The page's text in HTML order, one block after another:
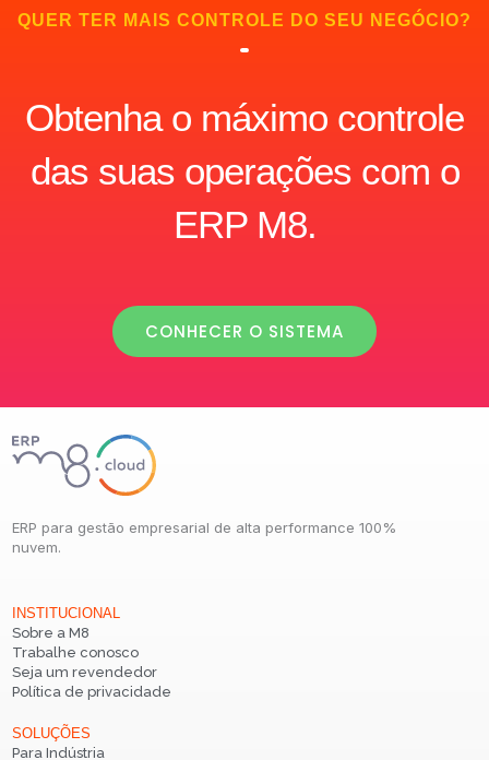
QUER TER MAIS CONTROLE DO SEU NEGÓCIO?
Obtenha o máximo controle
das suas operações com o
ERP M8.
CONHECER O SISTEMA
ERP para gestão empresarial de alta performance 100%
nuvem.
INSTITUCIONAL
Sobre a M8
Trabalhe conosco
Seja um revendedor
Política de privacidade
SOLUÇÕES
Para Indústria